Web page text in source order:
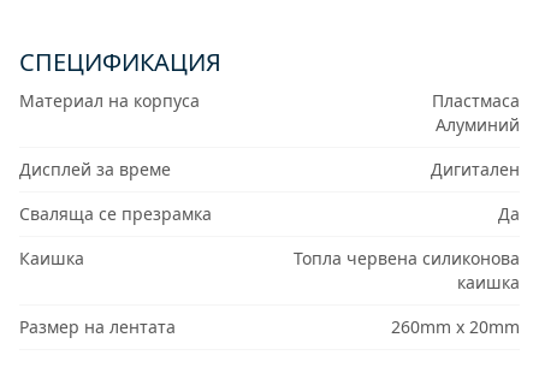
СПЕЦИФИКАЦИЯ
Материал на корпуса
Пластмаса
Алуминий
Дисплей за време
Дигитален
Сваляща се презрамка
Да
Каишка
Топла червена силиконова
каишка
Размер на лентата
260mm x 20mm